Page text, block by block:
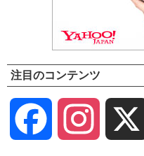
注目のコンテンツ
Facebook Instagram